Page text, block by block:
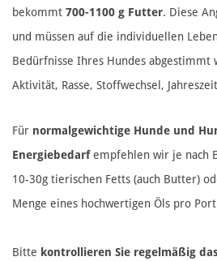
bekommt 700-1100 g Futter. Diese
und müssen auf die individuellen
Bedürfnisse Ihres Hundes abgestimmt
Aktivität, Rasse, Stoffwechsel,
Für normalgewichtige Hunde und
Energiebedarfempfehlen wir je nach
10-30g tierischen Fetts (auch Butter)
Menge eines hochwertigen Öls pro
Bitte kontrollieren Sie regelmäßig